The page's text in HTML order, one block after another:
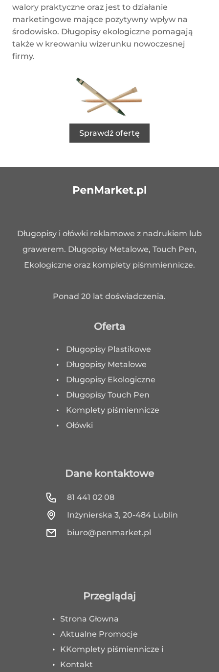
walory praktyczne oraz jest to działanie
marketingowe mające pozytywny wpływ na
środowisko. Długopisy ekologiczne pomagają
także w kreowaniu wizerunku nowoczesnej
firmy.
Sprawdź ofertę
Długopisy i ołówki reklamowe z nadrukiem lub
grawerem. Długopisy Metalowe, Touch Pen,
Ekologiczne oraz komplety piśmmiennicze.
Ponad 20 lat doświadczenia.
Oferta
Długopisy Plastikowe
Długopisy Metalowe
Długopisy Ekologiczne
Długopisy Touch Pen
Komplety piśmiennicze
Ołówki
Przeglądaj
Strona Głowna
Aktualne Promocje
KKomplety piśmiennicze i
Kontakt
Dane kontaktowe
81 441 02 08
Inżynierska 3, 20-484 Lublin
biuro@penmarket.pl